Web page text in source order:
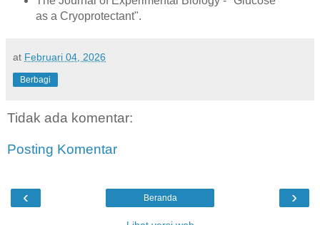
as a Cryoprotectant".
at Februari 04, 2026
Berbagi
Tidak ada komentar:
Posting Komentar
‹ ›
Beranda